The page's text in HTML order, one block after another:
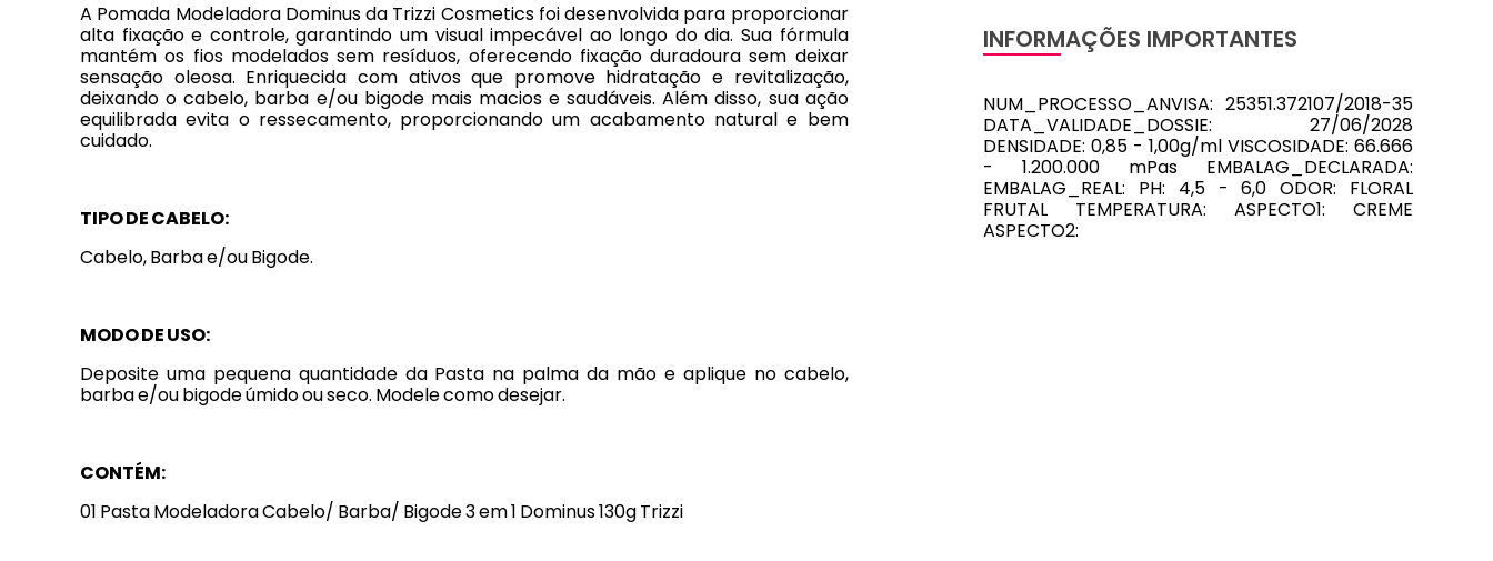
A Pomada Modeladora Dominus da Trizzi Cosmetics foi desenvolvida para proporcionar
alta fixação e controle, garantindo um visual impecável ao longo do dia. Sua fórmula
mantém os fios modelados sem resíduos, oferecendo fixação duradoura sem deixar
sensação oleosa. Enriquecida com ativos que promove hidratação e revitalização,
deixando o cabelo, barba e/ou bigode mais macios e saudáveis. Além disso, sua ação
equilibrada evita o ressecamento, proporcionando um acabamento natural e bem
cuidado.
TIPO DE CABELO:
Cabelo, Barba e/ou Bigode.
MODO DE USO:
Deposite uma pequena quantidade da Pasta na palma da mão e aplique no cabelo,
barba e/ou bigode úmido ou seco. Modele como desejar.
CONTÉM:
01 Pasta Modeladora Cabelo/ Barba/ Bigode 3 em 1 Dominus 130g Trizzi
INFORMAÇÕES IMPORTANTES
NUM_PROCESSO_ANVISA: 25351.372107/2018-35
DATA_VALIDADE_DOSSIE: 27/06/2028
DENSIDADE: 0,85 - 1,00g/ml VISCOSIDADE: 66.666
- 1.200.000 mPas EMBALAG_DECLARADA:
EMBALAG_REAL: PH: 4,5 - 6,0 ODOR: FLORAL
FRUTAL TEMPERATURA: ASPECTO1: CREME
ASPECTO2: